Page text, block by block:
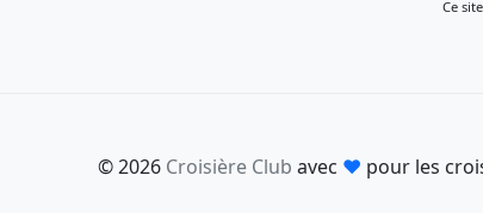
Ce
© 2026 Croisière Club avec ♥ pour les